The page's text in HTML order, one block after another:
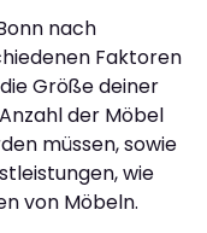
nach
Faktoren
Größe deiner
der Möbel
müssen, sowie
wie
von Möbeln.